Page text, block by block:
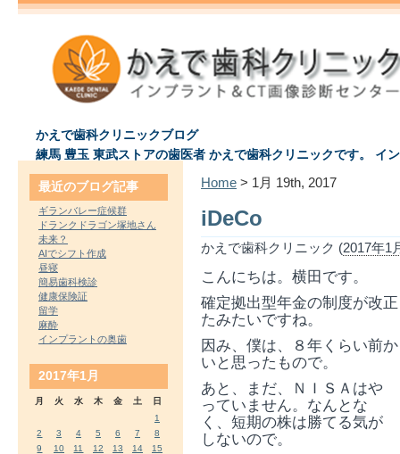
かえで歯科クリニックブログ
練馬 豊玉 東武ストアの歯医者 かえで歯科クリニックです。 イ
Home > 1月 19th, 2017
iDeCo
かえで歯科クリニック (2017年1
こんにちは。横田です。
確定拠出型年金の制度が改
たみたいですね。
因み、僕は、８年くらい前
いと思ったもので。
あと、まだ、ＮＩＳＡはや
っていません。なんとな
く、短期の株は勝てる気が
しないので。
最近のブログ記事
ギランバレー症候群
ドランクドラゴン塚地さん
未来？
AIでシフト作成
昼寝
簡易歯科検診
健康保険証
留学
麻酔
インプラントの奥歯
2017年1月
月 火 水 木 金 土
日
1
2
3 4 5 6 7
8
9
10 11 12 13 14
15